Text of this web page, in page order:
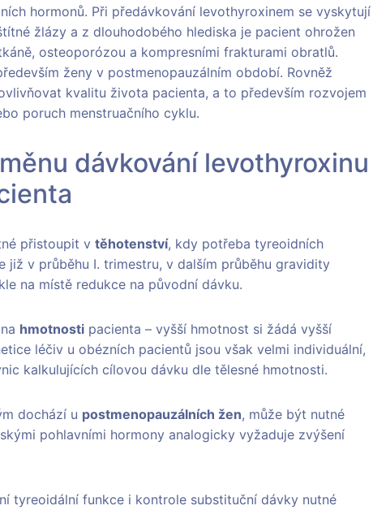
hormonů. Při předávkování levothyroxinem se vyskytují
žlázy a z dlouhodobého hlediska je pacient ohrožen
osteoporózou a kompresními frakturami obratlů.
ženy v postmenopauzálním období. Rovněž
kvalitu života pacienta, a to především rozvojem
poruch menstruačního cyklu.
dávkování levothyroxinu
přistoupit v těhotenství, kdy potřeba tyreoidních
již v průběhu I. trimestru, v dalším průběhu gravidity
na místě redukce na původní dávku.
hmotnosti pacienta – vyšší hmotnost si žádá vyšší
léčiv u obézních pacientů jsou však velmi individuální,
kalkulujících cílovou dávku dle tělesné hmotnosti.
dochází u postmenopauzálních žen, může být nutné
pohlavními hormony analogicky vyžaduje zvýšení
tyreoidální funkce i kontrole substituční dávky nutné